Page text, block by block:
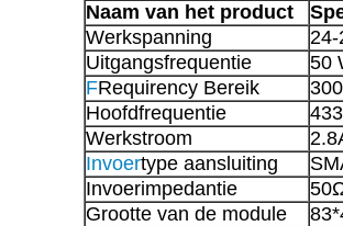
Naam van het product
Werkspanning
24-
Uitgangsfrequentie
50
FRequirency Bereik
Hoofdfrequentie
Werkstroom
Invoertype aansluiting
Invoerimpedantie
Grootte van de module